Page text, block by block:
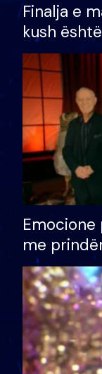
Finalja e
kush
shtëpinë
të fituar
me
divorci